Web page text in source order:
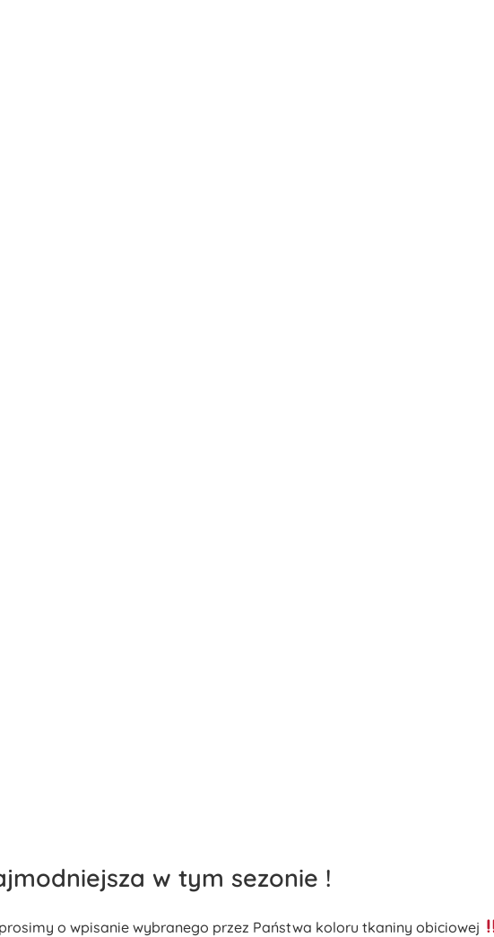
w tym sezonie !
o wpisanie wybranego przez Państwa koloru tkaniny obiciowej